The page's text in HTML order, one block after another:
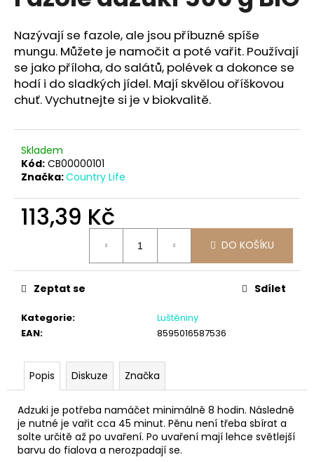
z
5
hvězdiček.
Nazývají se fazole, ale jsou příbuzné spíše
mungu. Můžete je namočit a poté vařit. Používají
se jako příloha, do salátů, polévek a dokonce se
hodí i do sladkých jídel. Mají skvělou oříškovou
chuť. Vychutnejte si je v biokvalitě.
Skladem
Kód: CB00000101
Značka:Country Life
113,39 Kč
DO KOŠÍKU
Kategorie:
Luštěniny
EAN: 8595016587536
Zeptat se Sdílet
Popis Diskuze Značka
Adzuki je potřeba namáčet minimálně 8 hodin. Následně
je nutné je vařit cca 45 minut. Pěnu není třeba sbírat a
solte určitě až po uvaření. Po uvaření mají lehce světlejší
barvu do fialova a nerozpadají se.
j
í
t
?
o
č
u
e